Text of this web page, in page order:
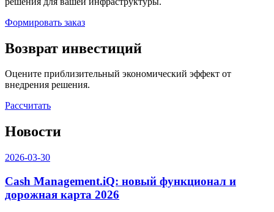
Формировать заказ
Возврат инвестиций
Оцените приблизительный экономический эффект от
внедрения решения.
Рассчитать
Новости
2026-03-30
Cash Management.iQ: новый функционал и
дорожная карта 2026